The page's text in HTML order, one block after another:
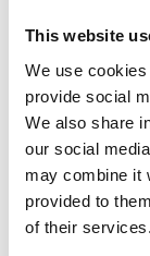
This website
We use
provide social
We also share
our social
may combine it
provided to
of their services.
regista
Now, Reds e
Fonte: Camic
Fonte